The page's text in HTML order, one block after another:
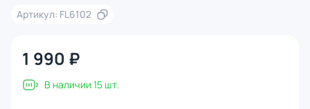
Артикул: FL6102
1 990 ₽
В наличии 15 шт.